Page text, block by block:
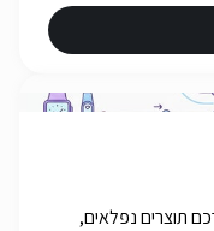
תוצרים נפלאים,